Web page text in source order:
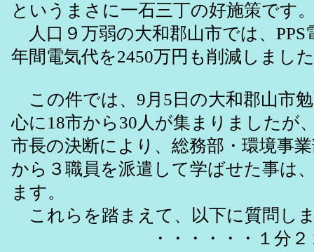
というまさに一石三丁の好施策です
人口９万弱の大和郡山市では、PPS
年間電気代を2450万円も削減しまし
この件では、9月5日の大和郡山市
心に18市から30人が集まりましたが
市長の決断により、総務部・環境事
から３職員を派遣して学ばせた事は
ます。
これらを踏まえて、以下に質問し
・・・・・・１分２２